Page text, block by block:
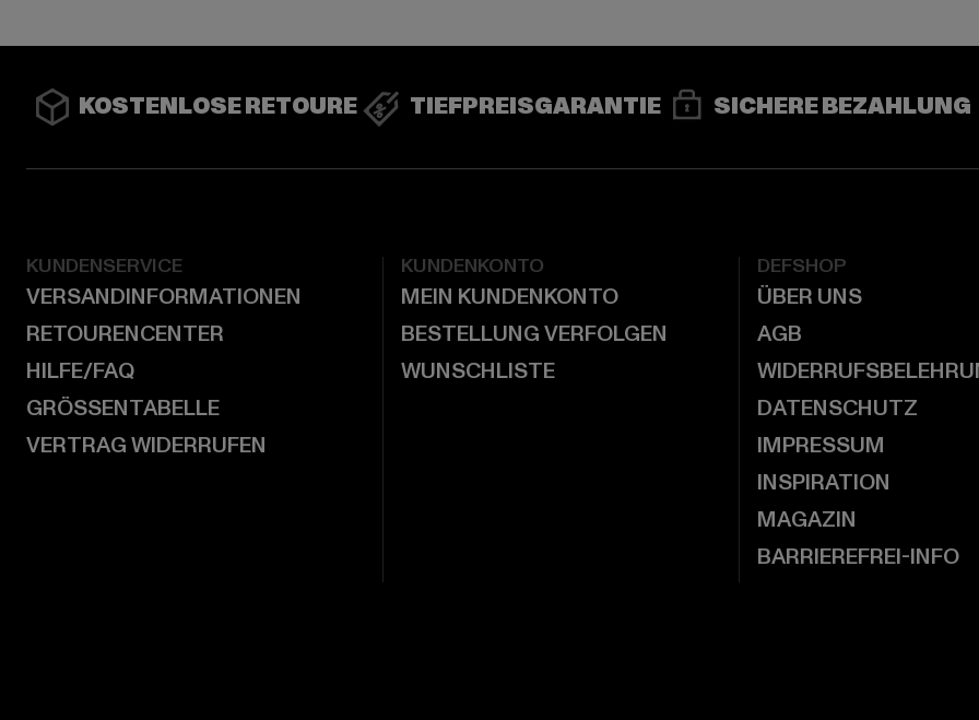
KOSTENLOSE RETOURE TIEFPREISGARANTIE SICHERE BEZAHLUNG
KUNDENSERVICE
VERSANDINFORMATIONEN
RETOURENCENTER
HILFE/FAQ
GRÖSSENTABELLE
VERTRAG WIDERRUFEN
KUNDENKONTO
MEIN KUNDENKONTO
BESTELLUNG VERFOLGEN
WUNSCHLISTE
DEFSHOP
ÜBER UNS
AGB
DATENSCHUTZ
IMPRESSUM
INSPIRATION
MAGAZIN
BARRIEREFREI-INFO